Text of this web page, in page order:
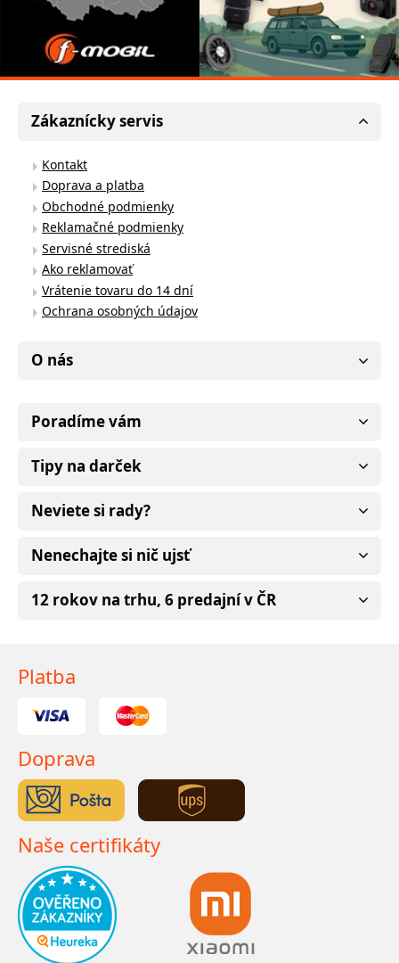
Zákaznícky servis
Kontakt
Doprava a platba
Obchodné podmienky
Reklamačné podmienky
Servisné strediská
Ako reklamovať
Vrátenie tovaru do 14 dní
Ochrana osobných údajov
O nás
Poradíme vám
Tipy na darček
Neviete si rady?
Nenechajte si nič ujsť
12 rokov na trhu, 6 predajní v ČR
Platba
Doprava
Naše certifikáty